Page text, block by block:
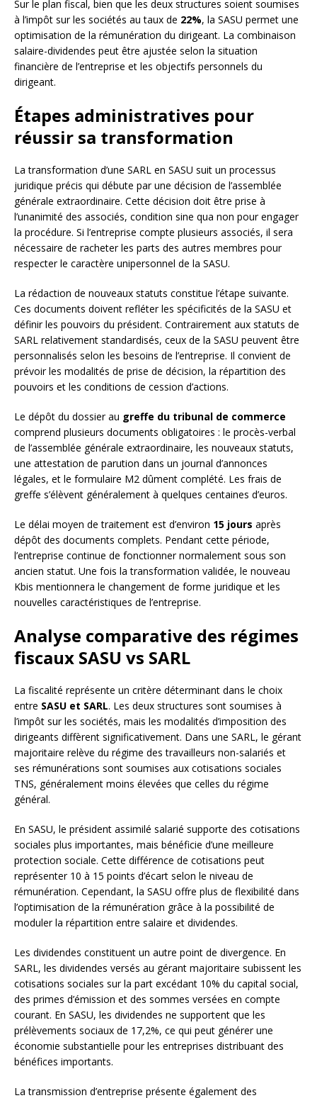
Sur le plan fiscal, bien que les deux structures soient soumises
à l’impôt sur les sociétés au taux de 22%, la SASU permet une
optimisation de la rémunération du dirigeant. La combinaison
salaire-dividendes peut être ajustée selon la situation
financière de l’entreprise et les objectifs personnels du
dirigeant.
Étapes administratives pour
réussir sa transformation
La transformation d’une SARL en SASU suit un processus
juridique précis qui débute par une décision de l’assemblée
générale extraordinaire. Cette décision doit être prise à
l’unanimité des associés, condition sine qua non pour engager
la procédure. Si l’entreprise compte plusieurs associés, il sera
nécessaire de racheter les parts des autres membres pour
respecter le caractère unipersonnel de la SASU.
La rédaction de nouveaux statuts constitue l’étape suivante.
Ces documents doivent refléter les spécificités de la SASU et
définir les pouvoirs du président. Contrairement aux statuts de
SARL relativement standardisés, ceux de la SASU peuvent être
personnalisés selon les besoins de l’entreprise. Il convient de
prévoir les modalités de prise de décision, la répartition des
pouvoirs et les conditions de cession d’actions.
Le dépôt du dossier au greffe du tribunal de commerce
comprend plusieurs documents obligatoires : le procès-verbal
de l’assemblée générale extraordinaire, les nouveaux statuts,
une attestation de parution dans un journal d’annonces
légales, et le formulaire M2 dûment complété. Les frais de
greffe s’élèvent généralement à quelques centaines d’euros.
Le délai moyen de traitement est d’environ 15 jours après
dépôt des documents complets. Pendant cette période,
l’entreprise continue de fonctionner normalement sous son
ancien statut. Une fois la transformation validée, le nouveau
Kbis mentionnera le changement de forme juridique et les
nouvelles caractéristiques de l’entreprise.
Analyse comparative des régimes
fiscaux SASU vs SARL
La fiscalité représente un critère déterminant dans le choix
entre SASU et SARL. Les deux structures sont soumises à
l’impôt sur les sociétés, mais les modalités d’imposition des
dirigeants diffèrent significativement. Dans une SARL, le gérant
majoritaire relève du régime des travailleurs non-salariés et
ses rémunérations sont soumises aux cotisations sociales
TNS, généralement moins élevées que celles du régime
général.
En SASU, le président assimilé salarié supporte des cotisations
sociales plus importantes, mais bénéficie d’une meilleure
protection sociale. Cette différence de cotisations peut
représenter 10 à 15 points d’écart selon le niveau de
rémunération. Cependant, la SASU offre plus de flexibilité dans
l’optimisation de la rémunération grâce à la possibilité de
moduler la répartition entre salaire et dividendes.
Les dividendes constituent un autre point de divergence. En
SARL, les dividendes versés au gérant majoritaire subissent les
cotisations sociales sur la part excédant 10% du capital social,
des primes d’émission et des sommes versées en compte
courant. En SASU, les dividendes ne supportent que les
prélèvements sociaux de 17,2%, ce qui peut générer une
économie substantielle pour les entreprises distribuant des
bénéfices importants.
La transmission d’entreprise présente également des